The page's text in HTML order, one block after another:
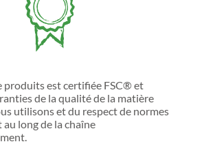
produits est certifiée FSC® et
de la qualité de la matière
utilisons et du respect de normes
long de la chaîne